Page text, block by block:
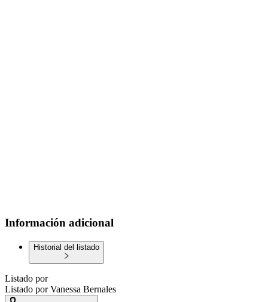
Información adicional
Historial del listado
Listado por
Listado por Vanessa Bernales